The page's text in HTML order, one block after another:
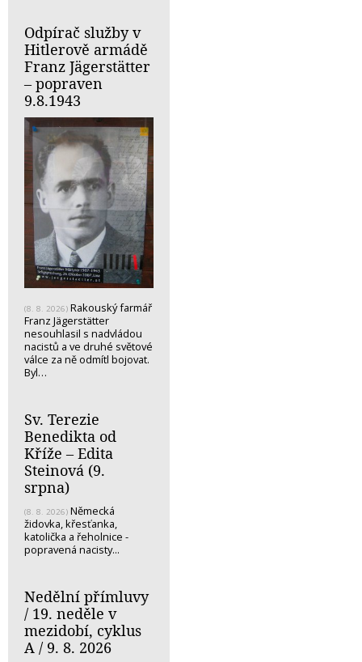
Odpírač služby v
Hitlerově armádě
Franz Jägerstätter
– popraven
9.8.1943
(8. 8. 2026) Rakouský farmář
Franz Jägerstätter
nesouhlasil s nadvládou
nacistů a ve druhé světové
válce za ně odmítl bojovat.
Byl…
Sv. Terezie
Benedikta od
Kříže – Edita
Steinová (9.
srpna)
(8. 8. 2026) Německá
židovka, křesťanka,
katolička a řeholnice -
popravená nacisty...
Nedělní přímluvy
/ 19. neděle v
mezidobí, cyklus
A / 9. 8. 2026